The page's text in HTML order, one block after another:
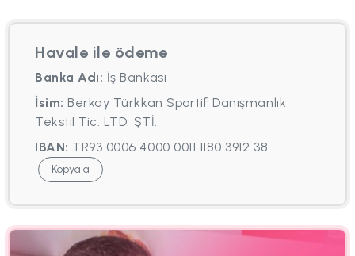
Havale ile ödeme
Banka Adı: İş Bankası
İsim: Berkay Türkkan Sportif Danışmanlık
Tekstil Tic. LTD. ŞTİ.
IBAN: TR93 0006 4000 0011 1180 3912 38
Kopyala